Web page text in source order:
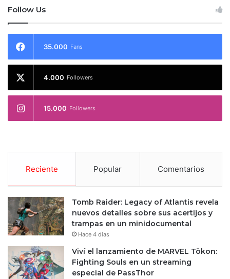
Follow Us
35.000 Fans
4.000 Followers
15.000 Followers
Reciente Popular Comentarios
Tomb Raider: Legacy of Atlantis revela
nuevos detalles sobre sus acertijos y
trampas en un minidocumental
Hace 4 días
Viví el lanzamiento de MARVEL Tōkon:
Fighting Souls en un streaming
especial de PassThor